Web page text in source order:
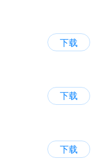
下载
下载
下载